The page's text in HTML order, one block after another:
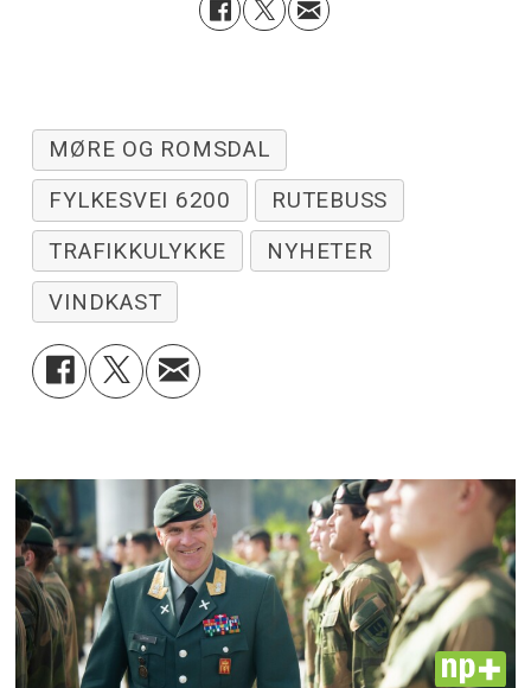
MØRE OG ROMSDAL
FYLKESVEI 6200
RUTEBUSS
TRAFIKKULYKKE
NYHETER
VINDKAST
PLUS